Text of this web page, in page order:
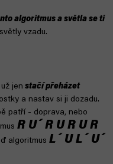
algoritmus a světla se ti
vzadu.
jen stačí přeházet
a nastav si ji dozadu.
patří - doprava, nebo
R U´ R U R U R
algoritmus L´ U L´ U´